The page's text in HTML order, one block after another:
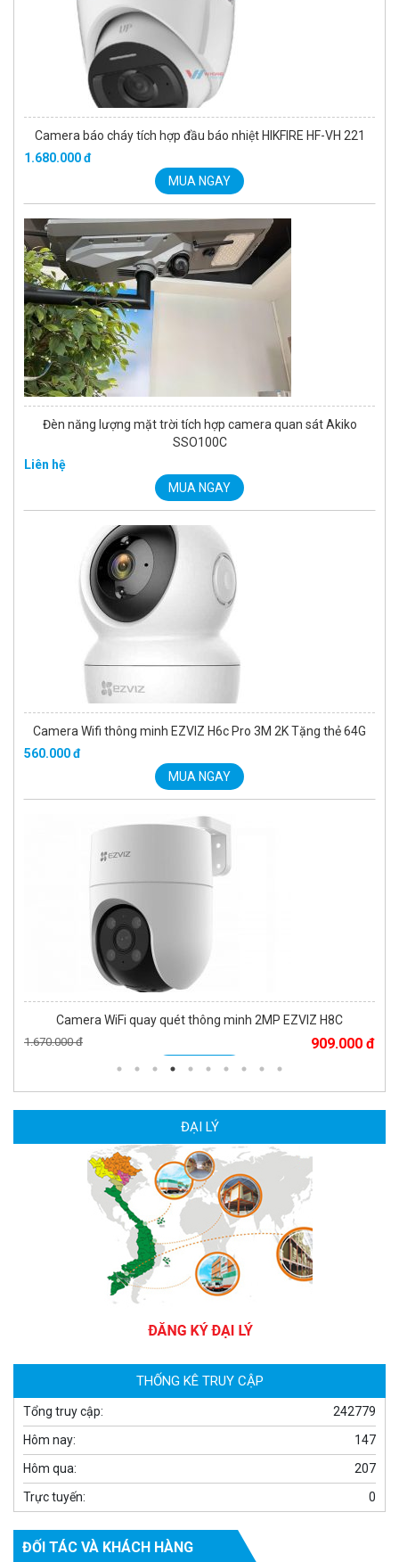
Camera báo cháy tích hợp đầu báo nhiệt HIKFIRE HF-VH 221
1.680.000 đ
MUA NGAY
Đèn năng lượng mặt trời tích hợp camera quan sát Akiko
SSO100C
Liên hệ
MUA NGAY
Camera Wifi thông minh EZVIZ H6c Pro 3M 2K Tặng thẻ 64G
560.000 đ
MUA NGAY
Camera WiFi quay quét thông minh 2MP EZVIZ H8C
1.670.000 đ 909.000 đ
MUA NGAY
ĐẠI LÝ
THỐNG KÊ TRUY CẬP
242779
Tổng truy cập:
147
Hôm nay:
207
Hôm qua:
0
Trực tuyến:
ĐỐI TÁC VÀ KHÁCH HÀNG